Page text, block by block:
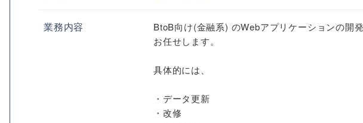
業務内容
BtoB向け(金融系) のWebアプリケーションの開
お任せします。
具体的には、
・データ更新
・改修